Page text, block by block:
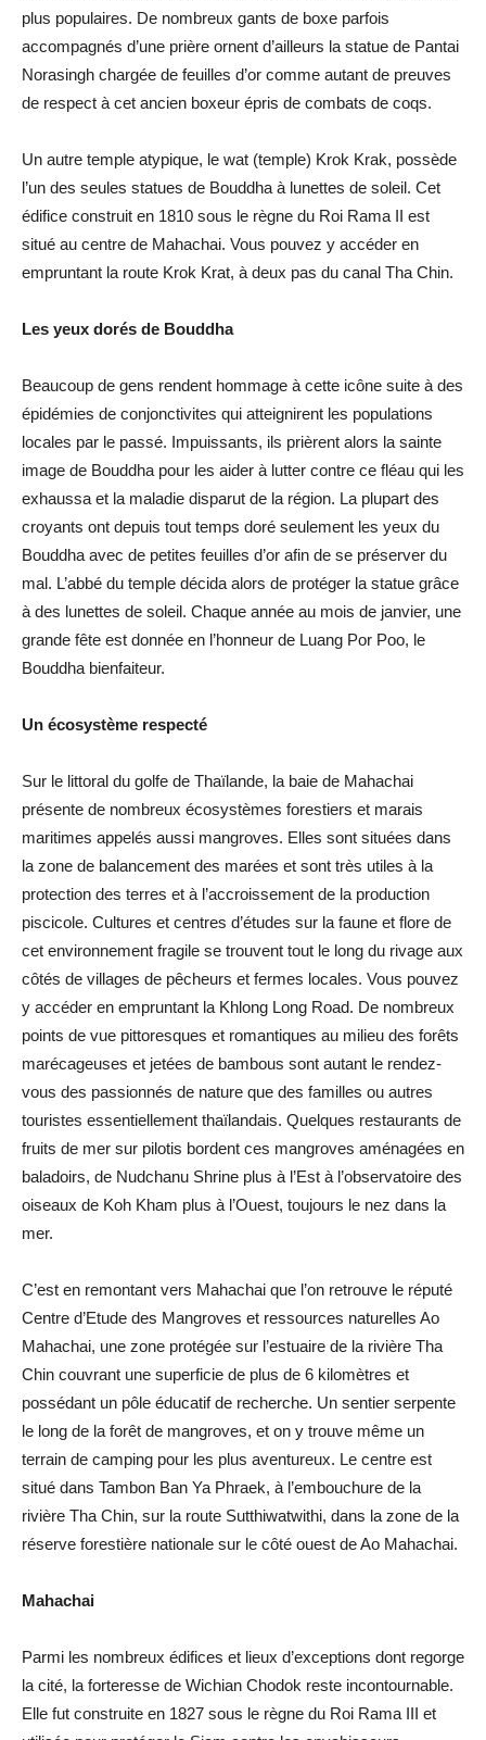
plus populaires. De nombreux gants de boxe parfois
accompagnés d’une prière ornent d’ailleurs la statue de Pantai
Norasingh chargée de feuilles d’or comme autant de preuves
de respect à cet ancien boxeur épris de combats de coqs.
Un autre temple atypique, le wat (temple) Krok Krak, possède
l’un des seules statues de Bouddha à lunettes de soleil. Cet
édifice construit en 1810 sous le règne du Roi Rama II est
situé au centre de Mahachai. Vous pouvez y accéder en
empruntant la route Krok Krat, à deux pas du canal Tha Chin.
Les yeux dorés de Bouddha
Beaucoup de gens rendent hommage à cette icône suite à des
épidémies de conjonctivites qui atteignirent les populations
locales par le passé. Impuissants, ils prièrent alors la sainte
image de Bouddha pour les aider à lutter contre ce fléau qui les
exhaussa et la maladie disparut de la région. La plupart des
croyants ont depuis tout temps doré seulement les yeux du
Bouddha avec de petites feuilles d’or afin de se préserver du
mal. L’abbé du temple décida alors de protéger la statue grâce
à des lunettes de soleil. Chaque année au mois de janvier, une
grande fête est donnée en l’honneur de Luang Por Poo, le
Bouddha bienfaiteur.
Un écosystème respecté
Sur le littoral du golfe de Thaïlande, la baie de Mahachai
présente de nombreux écosystèmes forestiers et marais
maritimes appelés aussi mangroves. Elles sont situées dans
la zone de balancement des marées et sont très utiles à la
protection des terres et à l’accroissement de la production
piscicole. Cultures et centres d’études sur la faune et flore de
cet environnement fragile se trouvent tout le long du rivage aux
côtés de villages de pêcheurs et fermes locales. Vous pouvez
y accéder en empruntant la Khlong Long Road. De nombreux
points de vue pittoresques et romantiques au milieu des forêts
marécageuses et jetées de bambous sont autant le rendez-
vous des passionnés de nature que des familles ou autres
touristes essentiellement thaïlandais. Quelques restaurants de
fruits de mer sur pilotis bordent ces mangroves aménagées en
baladoirs, de Nudchanu Shrine plus à l’Est à l’observatoire des
oiseaux de Koh Kham plus à l’Ouest, toujours le nez dans la
mer.
C’est en remontant vers Mahachai que l’on retrouve le réputé
Centre d’Etude des Mangroves et ressources naturelles Ao
Mahachai, une zone protégée sur l’estuaire de la rivière Tha
Chin couvrant une superficie de plus de 6 kilomètres et
possédant un pôle éducatif de recherche. Un sentier serpente
le long de la forêt de mangroves, et on y trouve même un
terrain de camping pour les plus aventureux. Le centre est
situé dans Tambon Ban Ya Phraek, à l’embouchure de la
rivière Tha Chin, sur la route Sutthiwatwithi, dans la zone de la
réserve forestière nationale sur le côté ouest de Ao Mahachai.
Mahachai
Parmi les nombreux édifices et lieux d’exceptions dont regorge
la cité, la forteresse de Wichian Chodok reste incontournable.
Elle fut construite en 1827 sous le règne du Roi Rama III et